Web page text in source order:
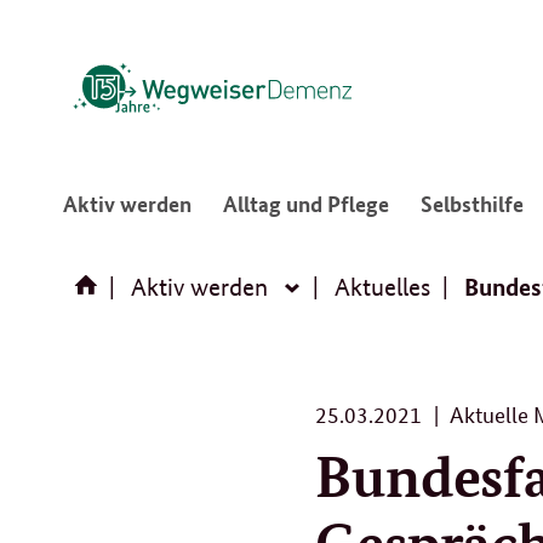
Aktiv werden:
öffnen/schließen
Alltag und Pflege:
öffnen/
Selbsthilfe:
Aktiv werden
AktivAktuelles
25.03.2021 25.
03.
2021
Aktuelle